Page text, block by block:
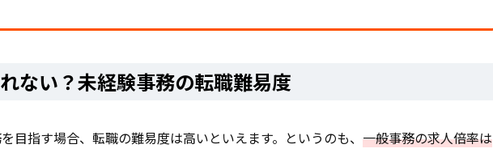
ない？未経験事務の転職難易度
目指す場合、転職の難易度は高いといえます。というのも、 一般事務の求人倍率は